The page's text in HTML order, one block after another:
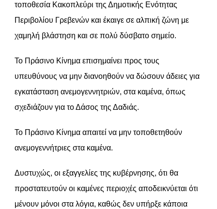
τοποθεσία Κακοπλεύρι της Δημοτικής Ενότητας
Περιβολίου Γρεβενών και έκαιγε σε αλπική ζώνη με
χαμηλή βλάστηση και σε πολύ δύσβατο σημείο.
Το Πράσινο Κίνημα επισημαίνει προς τους
υπευθύνους να μην διανοηθούν να δώσουν άδειες για
εγκατάσταση ανεμογεννητριών, στα καμένα, όπως
σχεδιάζουν για το Δάσος της Δαδιάς.
Το Πράσινο Κίνημα απαιτεί να μην τοποθετηθούν
ανεμογεννήτριες στα καμένα.
Δυστυχώς, οι εξαγγελίες της κυβέρνησης, ότι θα
προστατευτούν οι καμένες περιοχές αποδεικνύεται ότι
μένουν μόνοι στα λόγια, καθώς δεν υπήρξε κάποια